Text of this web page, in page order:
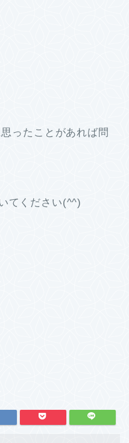
ったことがあれば問
てください(^^)